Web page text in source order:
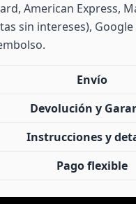
American Express,
sin intereses),
Envío
Devolución y
Instrucciones y
Pago flexible